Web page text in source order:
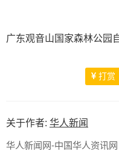
广东观音山国家森林公园
打赏
关于作者: 华人新闻
华人新闻网-中国华人资讯